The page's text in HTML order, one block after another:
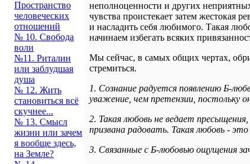
Пространство
человеческих
отношений
№ 10. Свобода
воли
№11. Риталин
или заблудшая
душа
№ 12. Жить
становиться всё
скучнее...
№ 13. Смысл
жизни или зачем
я вообще здесь,
на Земле?
неполноценности и других
чувства проистекает затем жестокая
и насладить себя любимого. Такая
начинаем избегать всяких
Мы сейчас, в самых общих чертах,
стремиться.
1. Сознание радуется появлению Б-
уважение, чем претензии, постольку
2. Такая любовь не ведает
призвана радовать. Такая любовь - это
3. Связанные с Б-любовью ощущения